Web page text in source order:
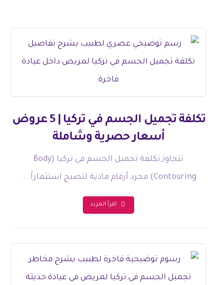
تكلفة تجميل الجسم في تركيا | 5 عروض
أسعار حصرية وشاملة
تتجاوز تكلفة تجميل الجسم في تركيا (Body
Contouring) مجرد أرقام مادية لتصبح استثماراً ...
اقرأ المزيد